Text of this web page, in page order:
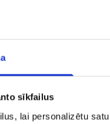
sīkfailus
lai personalizētu